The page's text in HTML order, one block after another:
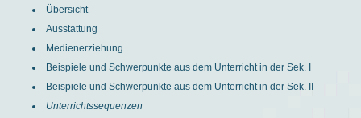
Übersicht
Ausstattung
Medienerziehung
Beispiele und Schwerpunkte aus dem Unterricht in der Sek. I
Beispiele und Schwerpunkte aus dem Unterricht in der Sek. II
Unterrichtssequenzen